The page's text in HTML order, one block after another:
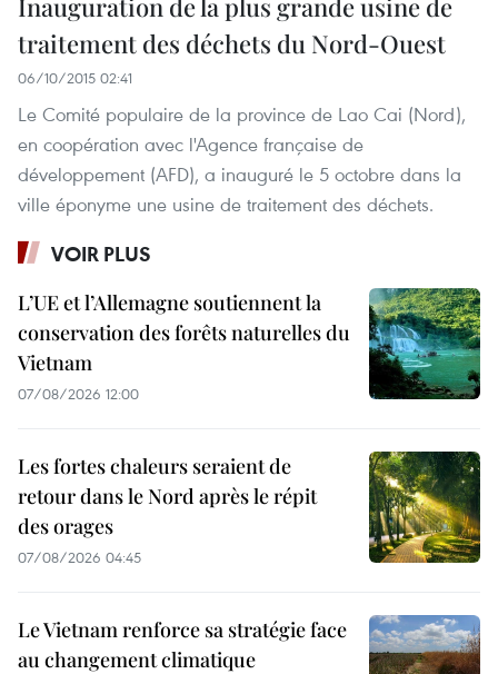
traitement des déchets du Nord-Ouest
06/10/2015 02:41
Le Comité populaire de la province de Lao Cai (Nord),
en coopération avec l'Agence française de
développement (AFD), a inauguré le 5 octobre dans la
ville éponyme une usine de traitement des déchets.
VOIR PLUS
L’UE et l’Allemagne soutiennent la
conservation des forêts naturelles du
Vietnam
07/08/2026 12:00
Les fortes chaleurs seraient de
retour dans le Nord après le répit
des orages
07/08/2026 04:45
Le Vietnam renforce sa stratégie face
au changement climatique